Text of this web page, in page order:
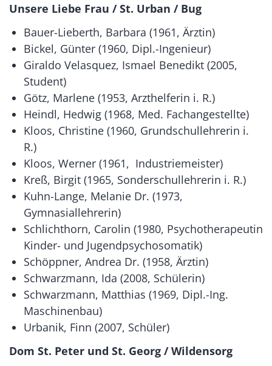
Unsere Liebe Frau / St. Urban / Bug
Bauer-Lieberth, Barbara (1961, Ärztin)
Bickel, Günter (1960, Dipl.-Ingenieur)
Giraldo Velasquez, Ismael Benedikt (2005,
Student)
Götz, Marlene (1953, Arzthelferin i. R.)
Heindl, Hedwig (1968, Med. Fachangestellte)
Kloos, Christine (1960, Grundschullehrerin i.
R.)
Kloos, Werner (1961, Industriemeister)
Kreß, Birgit (1965, Sonderschullehrerin i. R.)
Kuhn-Lange, Melanie Dr. (1973,
Gymnasiallehrerin)
Schlichthorn, Carolin (1980, Psychotherapeutin
Kinder- und Jugendpsychosomatik)
Schöppner, Andrea Dr. (1958, Ärztin)
Schwarzmann, Ida (2008, Schülerin)
Schwarzmann, Matthias (1969, Dipl.-Ing.
Maschinenbau)
Urbanik, Finn (2007, Schüler)
Dom St. Peter und St. Georg / Wildensorg